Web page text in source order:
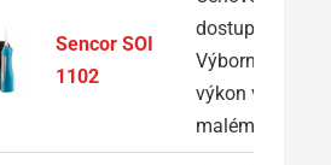
Sencor SOI
1102
dostupný:
Výborný
výkon v
malém balení